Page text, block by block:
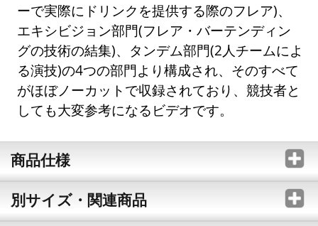
ーで実際にドリンクを提供する際のフレア)、
エキシビジョン部門(フレア・バーテンディン
グの技術の結集)、タンデム部門(2人チームによ
る演技)の4つの部門より構成され、そのすべて
がほぼノーカットで収録されており、競技者と
しても大変参考になるビデオです。
商品仕様
別サイズ・関連商品